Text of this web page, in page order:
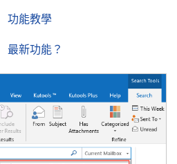
功能教學
最新功能？